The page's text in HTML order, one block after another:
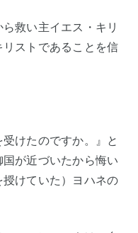
救い主イエス・キリ
ストであることを信
けたのですか。』と
国が近づいたから悔い
けていた）ヨハネの